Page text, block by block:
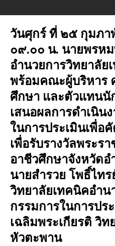
วันศุกร์ ที่ ๒๕ กุมภา
๐๙.๐๐ น. นายพรห
อำนวยการวิทยาลั
พร้อมคณะผู้บริหาร
ศึกษา และตัวแทนนั
เสนอผลการดำเนิน
ในการประเมินเพื่อ
เพื่อรับรางวัลพระร
อาชีวศึกษาจังหวัดอ
นายสำรวย โพธิ์ไท
วิทยาลัยเทคนิคอำน
กรรมการในการป
เฉลิมพระเกียรติ วิ
หัวตะพาน